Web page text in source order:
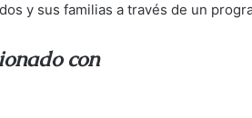
y sus familias a través de un
con